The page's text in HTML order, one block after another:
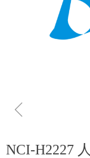
ꁆ
NCI-H2227